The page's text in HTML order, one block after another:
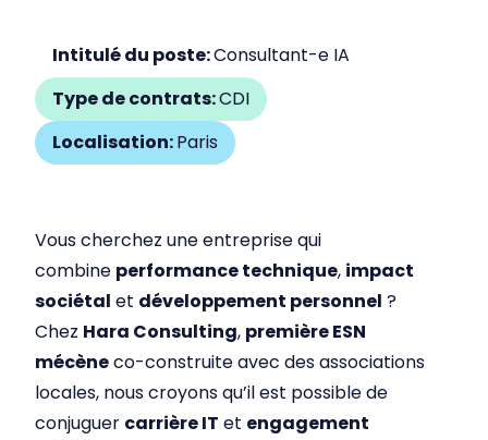
Intitulé du poste:Consultant-e IA
Type de contrats:CDI
Localisation:Paris
Vous cherchez une entreprise qui
combine performance technique, impact
sociétal et développement personnel ?
Chez Hara Consulting, première ESN
mécèneco-construite avec des associations
locales, nous croyons qu’il est possible de
conjuguer carrière IT et engagement